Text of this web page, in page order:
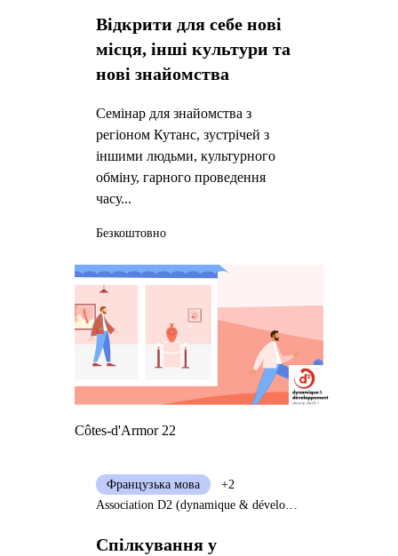
Відкрити для себе нові
місця, інші культури та
нові знайомства
Семінар для знайомства з
регіоном Кутанс, зустрічей з
іншими людьми, культурного
обміну, гарного проведення
часу...
Безкоштовно
Côtes-d'Armor 22
Спілкування у
Французька мова
+2
Association D2 (dynamique & développement)